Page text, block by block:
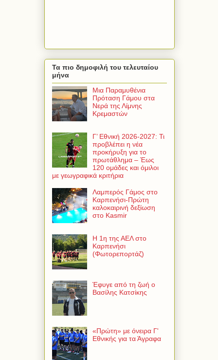
Τα πιο δημοφιλή του τελευταίου
μήνα
Μια Παραμυθένια
Πρόταση Γάμου στα
Νερά της Λίμνης
Κρεμαστών
Γ’ Εθνική 2026-2027: Τι
προβλέπει η νέα
προκήρυξη για το
πρωτάθλημα – Έως
120 ομάδες και όμιλοι
με γεωγραφικά κριτήρια
Λαμπερός Γάμος στο
Καρπενήσι-Πρώτη
καλοκαιρινή δεξίωση
στο Kasmir
Η 1η της ΑΕΛ στο
Καρπενήσι
(Φωτορεπορτάζ)
Έφυγε από τη ζωή ο
Βασίλης Κατσίκης
«Πρώτη» με όνειρα Γ'
Εθνικής για τα Άγραφα